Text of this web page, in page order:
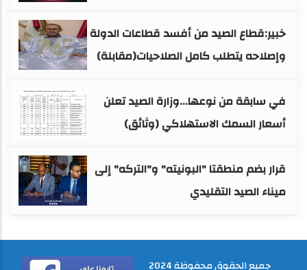
خبير:قطاع الصيد من أفسد قطاعات الدولة
وإصلاحه يتطلب كامل الصلاحيات(مقابلة)
في سابقة من نوعها...وزارة الصيد تعلن
أسعار السمك الاستهلاكي (وثائق)
قرار بضم منطقتا "البونيته" و"التركه" إلى
ميناء الصيد التقليدي
جميع الحقوق محفوظة 2024